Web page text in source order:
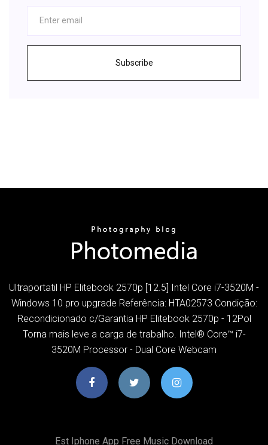
Subscribe
Ultraportatil HP Elitebook 2570p [12.5] Intel Core i7-3520M -
Windows 10 pro upgrade Referência: HTA02573 Condição:
Recondicionado c/Garantia HP Elitebook 2570p - 12Pol
Torna mais leve a carga de trabalho. Intel® Core™ i7-
3520M Processor - Dual Core Webcam
Est Iphone App Free Music Download